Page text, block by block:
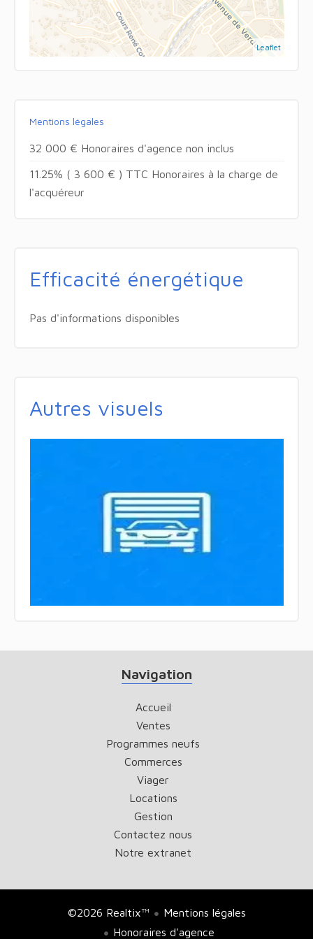
Leaflet
Mentions légales
32 000 € Honoraires d'agence non inclus
11.25% ( 3 600 € ) TTC Honoraires à la charge de
l'acquéreur
Efficacité énergétique
Pas d'informations disponibles
Autres visuels
Navigation
Accueil
Ventes
Programmes neufs
Commerces
Viager
Locations
Gestion
Contactez nous
Notre extranet
©2026 Realtix™
Mentions légales
Honoraires d'agence